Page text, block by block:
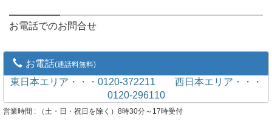
お電話でのお問合せ
お電話(通話料無料)
東日本エリア・・・0120-372211
西日本エリア・・・
0120-296110
営業時間 : （土・日・祝日を除く）8時30分～17時受付